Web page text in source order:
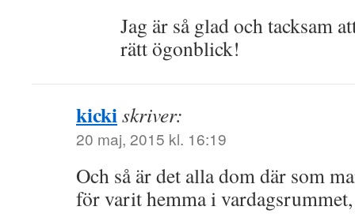
Jag är så glad och tacksam
rätt ögonblick!
kickiskriver:
20 maj, 2015 kl. 16:19
Och så är det alla dom där som
för varit hemma i